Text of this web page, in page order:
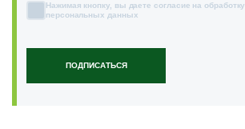
ПОДПИСАТЬСЯ
Нажимая кнопку, вы даете согласие на обработку
персональных данных